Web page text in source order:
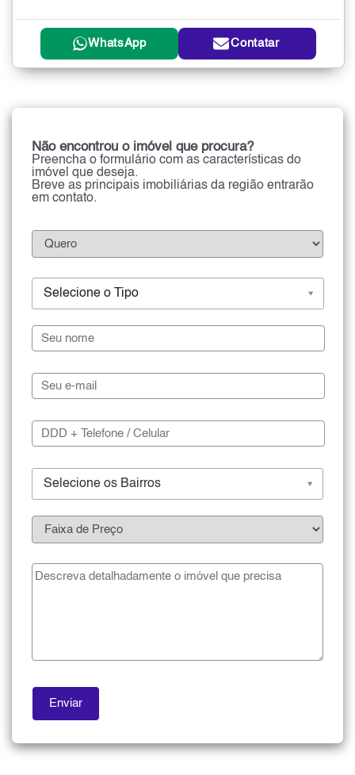
WhatsApp Contatar
Não encontrou o imóvel que procura?
Preencha o formulário com as características do
imóvel que deseja.
Breve as principais imobiliárias da região entrarão
em contato.
Selecione o Tipo
Selecione os Bairros